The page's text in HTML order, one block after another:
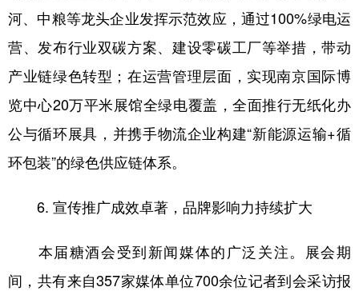
河、中粮等龙头企业发挥示范效应，通过100%绿电运
营、发布行业双碳方案、建设零碳工厂等举措，带动
产业链绿色转型；在运营管理层面，实现南京国际博
览中心20万平米展馆全绿电覆盖，全面推行无纸化办
公与循环展具，并携手物流企业构建“新能源运输+循
环包装”的绿色供应链体系。
6. 宣传推广成效卓著，品牌影响力持续扩大
本届糖酒会受到新闻媒体的广泛关注。展会期
间，共有来自357家媒体单位700余位记者到会采访报